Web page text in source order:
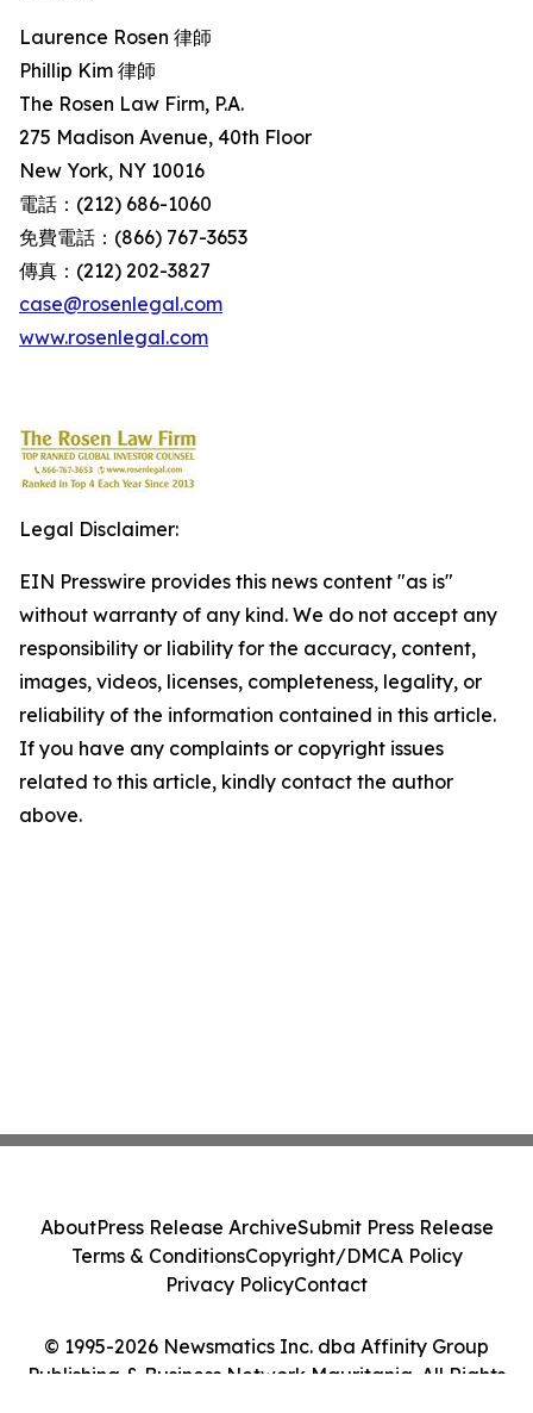
Laurence Rosen 律師
Phillip Kim 律師
The Rosen Law Firm, P.A.
275 Madison Avenue, 40th Floor
New York, NY 10016
電話：(212) 686-1060
免費電話：(866) 767-3653
傳真：(212) 202-3827
case@rosenlegal.com
www.rosenlegal.com
Legal Disclaimer:
EIN Presswire provides this news content "as is"
without warranty of any kind. We do not accept any
responsibility or liability for the accuracy, content,
images, videos, licenses, completeness, legality, or
reliability of the information contained in this article.
If you have any complaints or copyright issues
related to this article, kindly contact the author
above.
© 1995-2026 Newsmatics Inc. dba Affinity Group
Publishing & Business Network Mauritania. All Rights
AboutPress Release ArchiveSubmit Press Release
Terms & ConditionsCopyright/DMCA Policy
Privacy PolicyContact